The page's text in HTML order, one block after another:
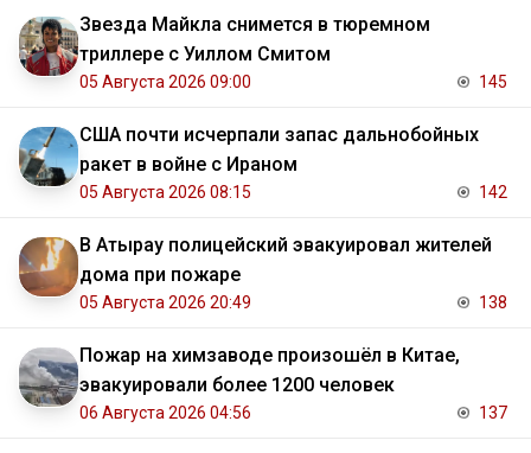
Звезда Майкла снимется в тюремном
триллере с Уиллом Смитом
05 Августа 2026 09:00 145
США почти исчерпали запас дальнобойных
ракет в войне с Ираном
05 Августа 2026 08:15 142
В Атырау полицейский эвакуировал жителей
дома при пожаре
05 Августа 2026 20:49 138
Пожар на химзаводе произошёл в Китае,
эвакуировали более 1200 человек
06 Августа 2026 04:56 137